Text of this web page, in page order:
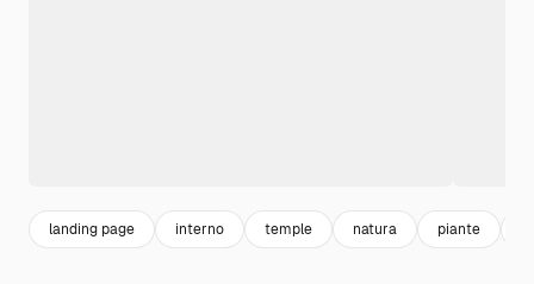
landing page interno temple natura piante